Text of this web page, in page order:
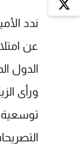
ندد
عن
الدول
ورأى
توسعية